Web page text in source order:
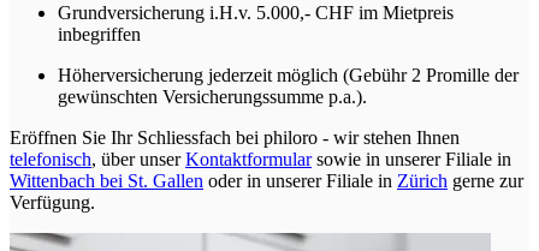
Grundversicherung i.H.v. 5.000,- CHF im Mietpreis
inbegriffen
Höherversicherung jederzeit möglich (Gebühr 2 Promille der
gewünschten Versicherungssumme p.a.).
Eröffnen Sie Ihr Schliessfach bei philoro - wir stehen Ihnen
telefonisch, über unserKontaktformularsowie in unserer Filiale in
Wittenbach bei St. Gallen oder in unserer Filiale in Zürich gerne zur
Verfügung.